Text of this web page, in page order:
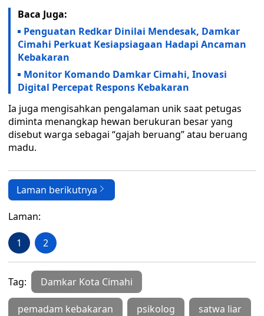
Baca Juga:
Penguatan Redkar Dinilai Mendesak, Damkar
Cimahi Perkuat Kesiapsiagaan Hadapi Ancaman
Kebakaran
Monitor Komando Damkar Cimahi, Inovasi
Digital Percepat Respons Kebakaran
Ia juga mengisahkan pengalaman unik saat petugas
diminta menangkap hewan berukuran besar yang
disebut warga sebagai “gajah beruang” atau beruang
madu.
Laman berikutnya
Laman:
1 2
Tag: Damkar Kota Cimahi
pemadam kebakaran psikolog satwa liar